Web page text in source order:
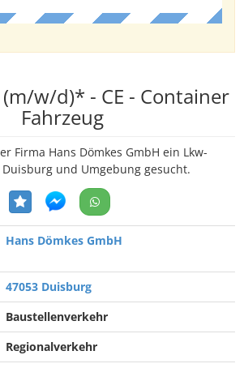
w/d)* - CE - Container
Fahrzeug
Firma Hans Dömkes GmbH ein Lkw-
und Umgebung gesucht.
Hans Dömkes GmbH
47053 Duisburg
Baustellenverkehr
Regionalverkehr